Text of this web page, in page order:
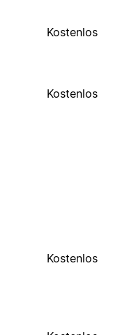
Kostenlos
Kostenlos
Kostenlos